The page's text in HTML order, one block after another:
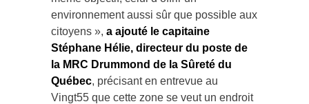
environnement aussi sûr que possible aux
citoyens »,
a ajouté le capitaine
Stéphane Hélie, directeur du poste de
la MRC Drummond de la Sûreté du
Québec
, précisant en entrevue au
Vingt55 que cette zone se veut un endroit